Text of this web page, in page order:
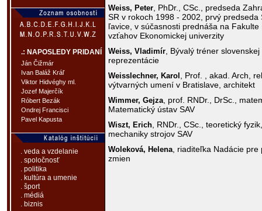
.: NAPOSLEDY PRIDANÍ
Ján Čižmár
Ivan Baláž Kráľ
Viktor Hidvéghy ml.
Jozef Majerčík
Róbert Bezák
Ondrej Francisci
Pavel Kapusta
. veda a vzdelanie
. spoločnosť
. politika
. kultúra a umenie
. šport
. médiá
. biznis
Weiss, Peter , PhDr., CSc., predseda
SR v rokoch 1998 - 2002, prvý predseda
ľavice, v súčasnosti prednáša na
vzťahov Ekonomickej univerzity
Weiss, Vladimír , Bývalý tréner
reprezentácie
Weisslechner, Karol
, Prof. , akad. Arch,
výtvarných umení v Bratislave, architekt
Wimmer, Gejza , prof. RNDr., DrSc.,
Matematický ústav SAV
Wiszt, Erich , RNDr., CSc., teoretický
mechaniky strojov SAV
Woleková, Helena , riaditeľka Nadácie
zmien